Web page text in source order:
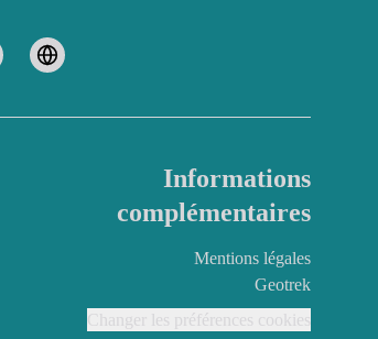
Informations
complémentaires
Mentions légales
Geotrek
Changer les préférences cookies